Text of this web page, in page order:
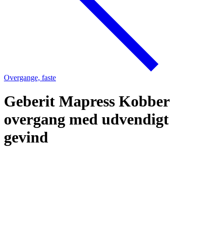
Overgange, faste
Geberit Mapress Kobber
overgang med udvendigt
gevind